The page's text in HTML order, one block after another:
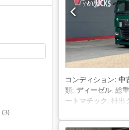
(3)
コンディション: 中
類: ディーゼル, 総
ートマチック, 排出
すフィルター, エア